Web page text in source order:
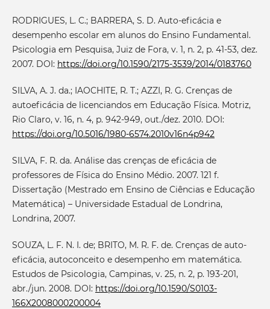
RODRIGUES, L. C.; BARRERA, S. D. Auto-eficácia e
desempenho escolar em alunos do Ensino Fundamental.
Psicologia em Pesquisa, Juiz de Fora, v. 1, n. 2, p. 41-53, dez.
2007. DOI: https://doi.org/10.1590/2175-3539/2014/0183760
SILVA, A. J. da.; IAOCHITE, R. T.; AZZI, R. G. Crenças de
autoeficácia de licenciandos em Educação Física. Motriz,
Rio Claro, v. 16, n. 4, p. 942-949, out./dez. 2010. DOI:
https://doi.org/10.5016/1980-6574.2010v16n4p942
SILVA, F. R. da. Análise das crenças de eficácia de
professores de Física do Ensino Médio. 2007. 121 f.
Dissertação (Mestrado em Ensino de Ciências e Educação
Matemática) – Universidade Estadual de Londrina,
Londrina, 2007.
SOUZA, L. F. N. I. de; BRITO, M. R. F. de. Crenças de auto-
eficácia, autoconceito e desempenho em matemática.
Estudos de Psicologia, Campinas, v. 25, n. 2, p. 193-201,
abr./jun. 2008. DOI: https://doi.org/10.1590/S0103-
166X2008000200004